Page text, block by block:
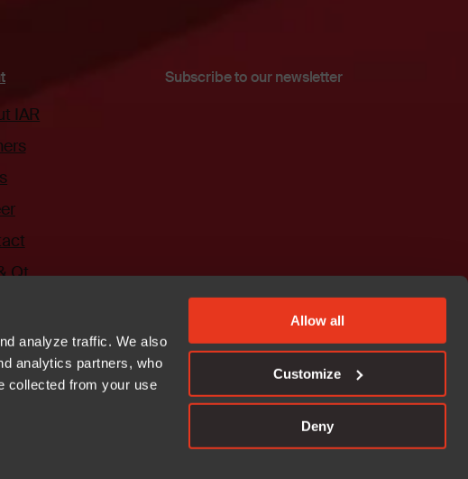
analyze traffic. We also
analytics partners, who
collected from your use
Allow all
Customize
Deny
IAR
Qt
Subscribe to our newsletter